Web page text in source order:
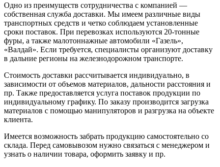
Одно из преимуществ сотрудничества с компанией —
собственная служба доставки. Мы имеем различные виды
транспортных средств и четко соблюдаем установленные
сроки поставок. При перевозках используются 20-тонные
фуры, а также малотоннажные автомобили «Газель»,
«Валдай». Если требуется, специалисты организуют доставку
в дальние регионы на железнодорожном транспорте.
Стоимость доставки рассчитывается индивидуально, в
зависимости от объемов материалов, дальности расстояния и
пр. Также предоставляется услуга поставок продукции по
индивидуальному графику. По заказу производится загрузка
материалов с помощью манипуляторов и разгрузка на объекте
клиента.
Имеется возможность забрать продукцию самостоятельно со
склада. Перед самовывозом нужно связаться с менеджером и
узнать о наличии товара, оформить заявку и пр.